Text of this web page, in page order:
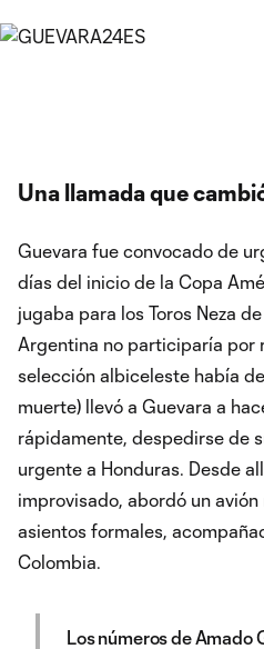
Una llamada que
Guevara fue convocado de
días del inicio de la Copa
jugaba para los Toros Neza
Argentina no participaría por
selección albiceleste había
muerte) llevó a Guevara a
rápidamente, despedirse de
urgente a Honduras. Desde
improvisado, abordó un
asientos formales,
Colombia.
Los números de Amado